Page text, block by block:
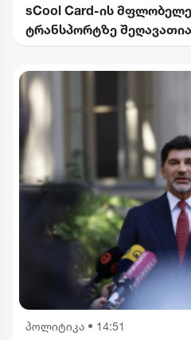
sCool Card-ის
ტრანსპორტზე
პოლიტიკა • 14:51